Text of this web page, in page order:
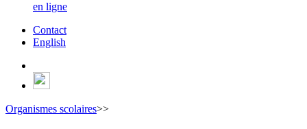
en ligne
Contact
English
Organismes scolaires>>